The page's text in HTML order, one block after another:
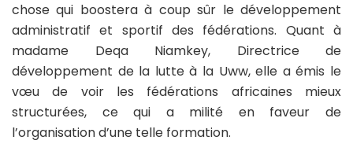
chose qui boostera à coup sûr le développement
administratif et sportif des fédérations. Quant à
madame Deqa Niamkey, Directrice de
développement de la lutte à la Uww, elle a émis le
vœu de voir les fédérations africaines mieux
structurées, ce qui a milité en faveur de
l’organisation d’une telle formation.